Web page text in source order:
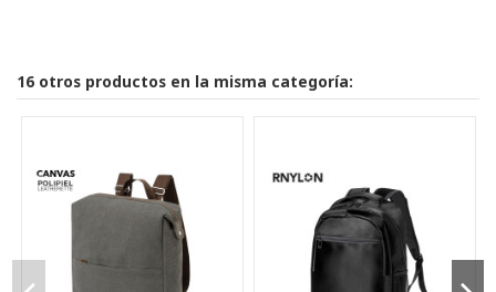
16 otros productos en la misma categoría: